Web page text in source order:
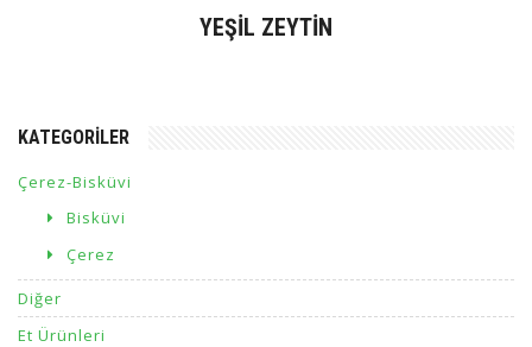
YEŞIL ZEYTIN
KATEGORILER
Çerez-Bisküvi
Bisküvi
Çerez
Diğer
Et Ürünleri